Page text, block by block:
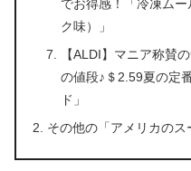
でお得感！「冷凍ム
ク味）」
【ALDI】マニア称賛
の値段♪＄2.59夏の定
ド」
その他の「アメリカのス